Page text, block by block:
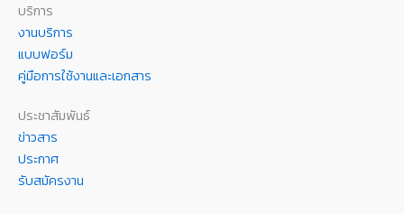
บริการ
งานบริการ
แบบฟอร์ม
คู่มือการใช้งานและเอกสาร
ประชาสัมพันธ์
ข่าวสาร
ประกาศ
รับสมัครงาน